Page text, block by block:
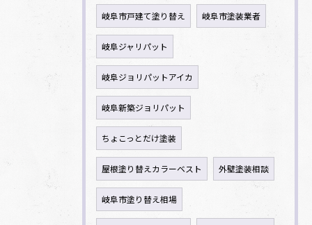
岐阜市戸建て塗り替え 岐阜市塗装業者
岐阜ジャリパット
岐阜ジョリパットアイカ
岐阜新築ジョリパット
ちょこっとだけ塗装
屋根塗り替えカラーベスト 外壁塗装相談
岐阜市塗り替え相場